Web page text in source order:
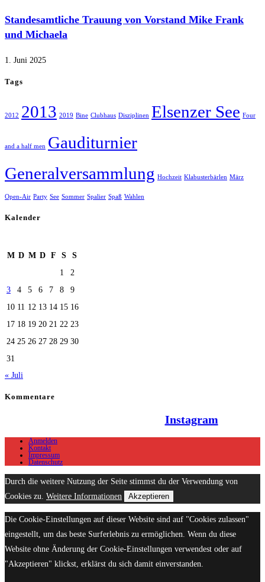
Standesamtliche Trauung von Vorstand Mike Frank
und Michaela
1. Juni 2025
Tags
2012 2013 2019 Bine Clubhaus Disziplinen Elsenzer See Four
and a half men Gauditurnier
Generalversammlung Hochzeit Klabusterbärlen März
Open-Air Party See Sommer Spalier Spaß Wahlen
Kalender
M D M D F S
S
1
2
3
4 5 6 7 8
9
10 11 12 13 14 15 16
17 18 19 20 21 22 23
24 25 26 27 28 29 30
31
« Juli
Kommentare
Instagram
Anmelden
Kontakt
Impressum
Datenschutz
Durch die weitere Nutzung der Seite stimmst du der Verwendung von
Cookies zu. Weitere Informationen Akzeptieren
Die Cookie-Einstellungen auf dieser Website sind auf "Cookies zulassen"
eingestellt, um das beste Surferlebnis zu ermöglichen. Wenn du diese
Website ohne Änderung der Cookie-Einstellungen verwendest oder auf
"Akzeptieren" klickst, erklärst du sich damit einverstanden.